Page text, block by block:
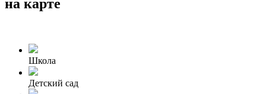
на карте
Школа
Детский сад